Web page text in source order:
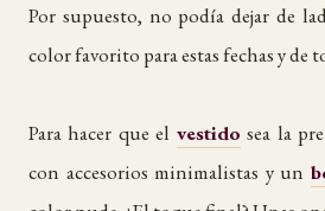
Por supuesto, no podía dejar de
color favorito para estas fechas y de
Para hacer que el vestido sea la
con accesorios minimalistas y un